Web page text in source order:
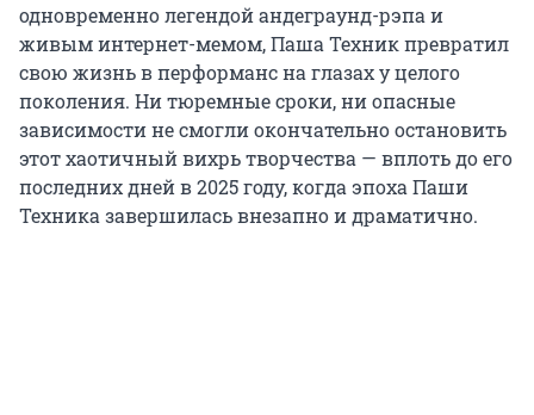
одновременно легендой андеграунд-рэпа и
живым интернет-мемом, Паша Техник превратил
свою жизнь в перформанс на глазах у целого
поколения. Ни тюремные сроки, ни опасные
зависимости не смогли окончательно остановить
этот хаотичный вихрь творчества — вплоть до его
последних дней в 2025 году, когда эпоха Паши
Техника завершилась внезапно и драматично.